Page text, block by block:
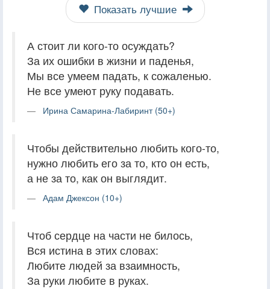
Показать лучшие
А стоит ли кого-то осуждать?
За их ошибки в жизни и паденья,
Мы все умеем падать, к сожаленью.
Не все умеют руку подавать.
Ирина Самарина-Лабиринт (50+)
Чтобы действительно любить кого-то,
нужно любить его за то, кто он есть,
а не за то, как он выглядит.
Адам Джексон (10+)
Чтоб сердце на части не билось,
Вся истина в этих словах:
Любите людей за взаимность,
За руки любите в руках.